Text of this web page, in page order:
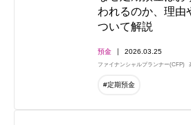
われるのか、理由
ついて解説
預金 2026.03.25
ファイナンシャルプランナー(CFP)
#定期預金